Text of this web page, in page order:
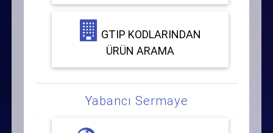
GTIP KODLARINDAN
ÜRÜN ARAMA
Yabancı Sermaye